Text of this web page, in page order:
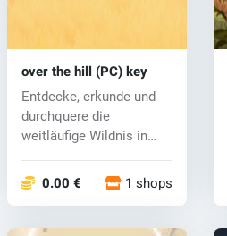
over the hill (PC) key
Entdecke, erkunde und
durchquere die
weitläufige Wildnis in
0.00 € 1 shops